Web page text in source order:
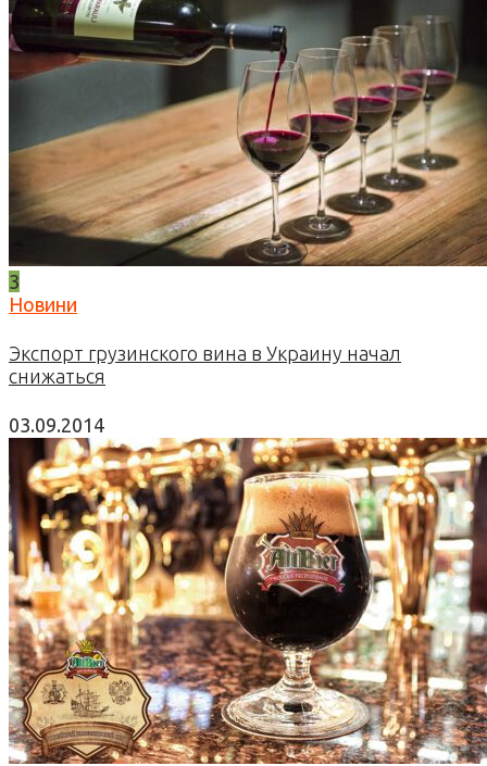
3
Новини
Экспорт грузинского вина в Украину начал
снижаться
03.09.2014